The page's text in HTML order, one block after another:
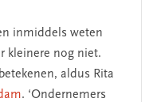
inmiddels weten
kleinere nog niet.
aldus Rita
. ‘Ondernemers